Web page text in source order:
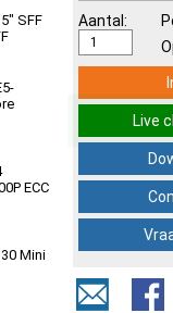
SFF
ECC
Mini
Aantal:
Live